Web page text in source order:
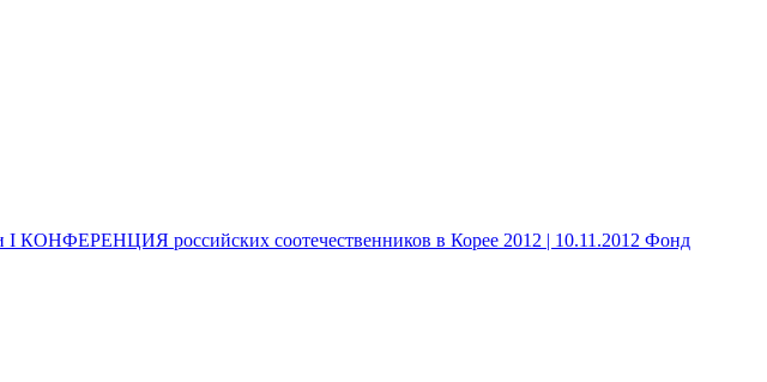
российских соотечественников в Корее 2012 | 10.11.2012 Фонд